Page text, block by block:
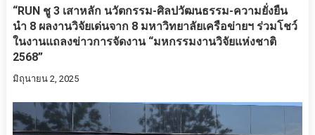
“RUN ชู 3 เสาหลัก นวัตกรรม-ศิลปวัฒนธรรม-ความยั่งยืน
นำ 8 ผลงานวิจัยเด่นจาก 8 มหาวิทยาลัยเครือข่ายฯ ร่วมโชว์
ในงานแถลงข่าวการจัดงาน “มหกรรมงานวิจัยแห่งชาติ
2568”
มิถุนายน 2, 2025